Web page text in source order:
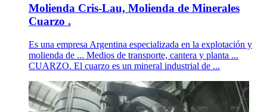
Molienda Cris-Lau, Molienda de Minerales
Cuarzo .
Es una empresa Argentina especializada en la explotación y
molienda de ... Medios de transporte, cantera y planta ...
CUARZO. El cuarzo es un mineral industrial de ...